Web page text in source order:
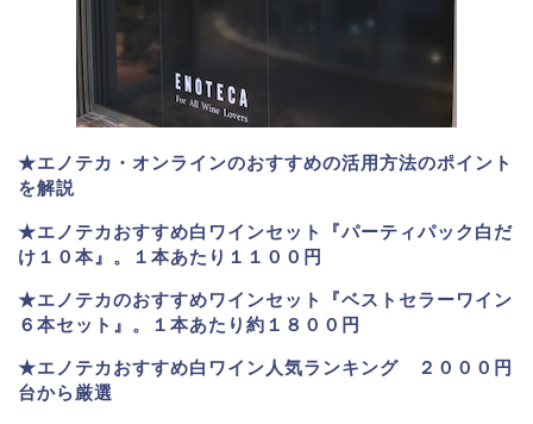
★エノテカ・オンラインのおすすめの活用方法のポイント
を解説
★エノテカおすすめ白ワインセット『パーティパック白だ
け１０本』。１本あたり１１００円
★エノテカのおすすめワインセット『ベストセラーワイン
６本セット』。
１本あたり約１８００円
★エノテカおすすめ白ワイン人気ランキング ２０００円
台から厳選